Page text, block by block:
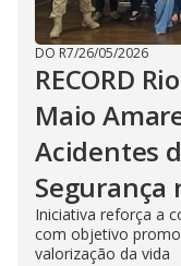
DO R7/26/05/2026
RECORD
Maio
Acidentes
Segurança
Iniciativa reforça a
com objetivo
valorização da vida